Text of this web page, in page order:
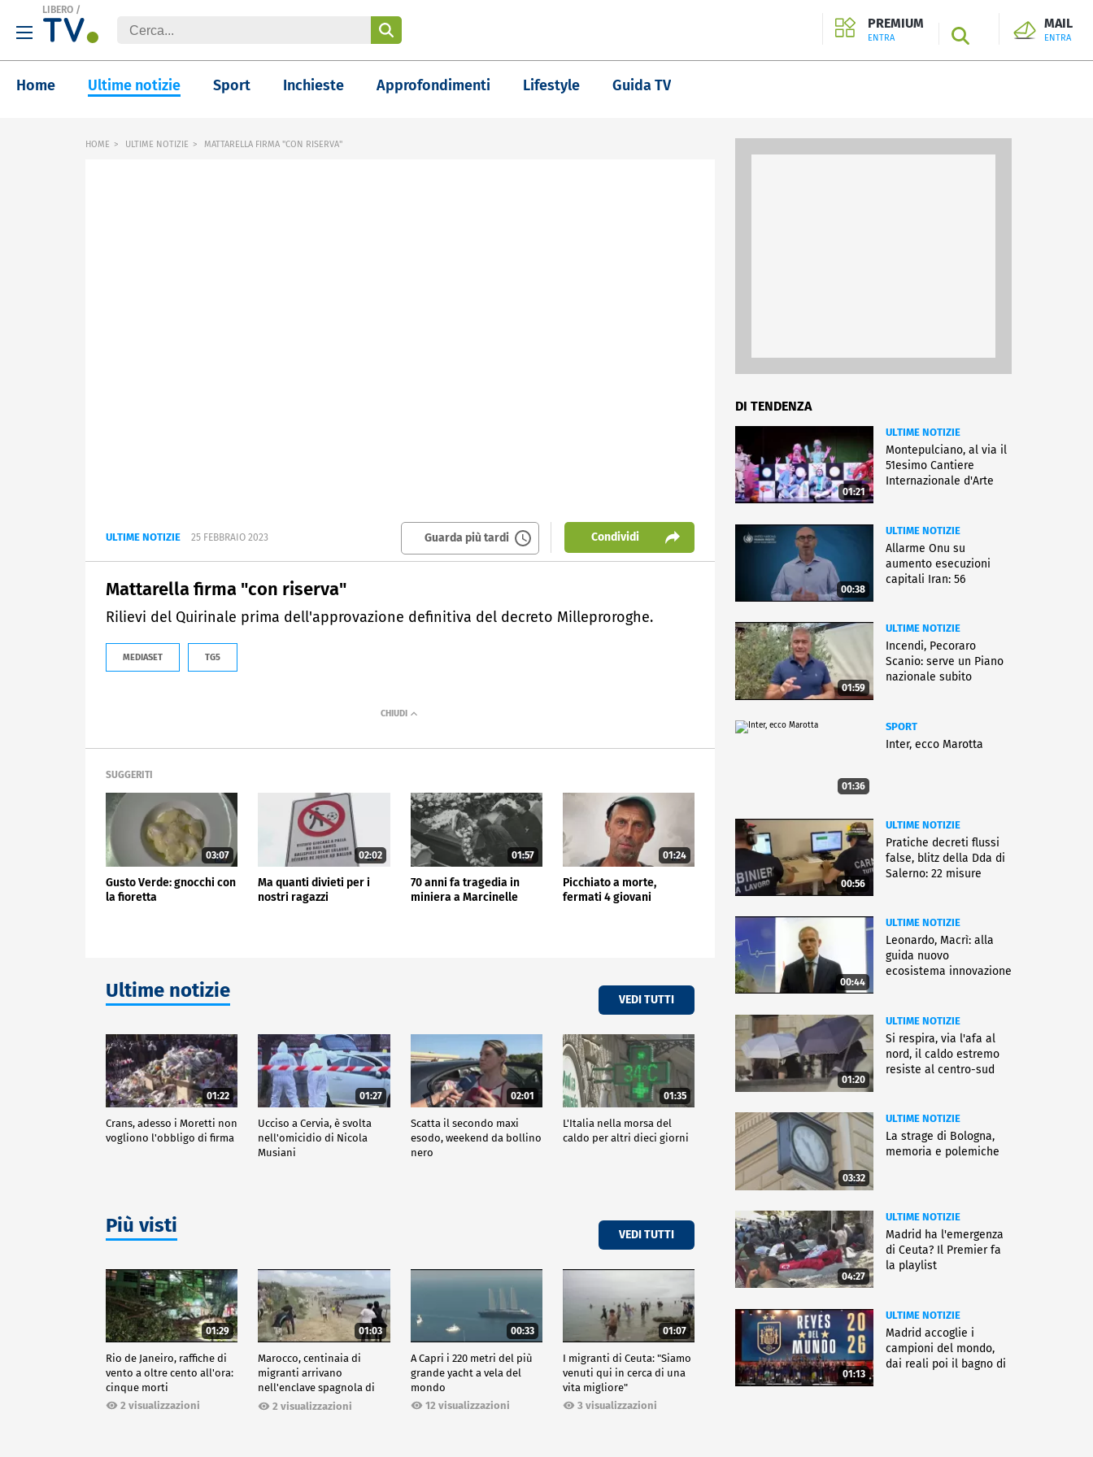
LIBERO /
PREMIUM
ENTRA SEARCH
MAIL
ENTRA
Home Ultime notizie Sport Inchieste Approfondimenti Lifestyle Guida TV
HOME ULTIME NOTIZIE MATTARELLA FIRMA "CON RISERVA"
ULTIME NOTIZIE 25 FEBBRAIO 2023 Guarda più tardi Condividi
Mattarella firma "con riserva"
Rilievi del Quirinale prima dell'approvazione definitiva del decreto Milleproroghe.
MEDIASET TG5
SUGGERITI
03:07
Gusto Verde: gnocchi con
la fioretta
02:02
Ma quanti divieti per i
nostri ragazzi
01:57
70 anni fa tragedia in
miniera a Marcinelle
01:24
Picchiato a morte,
fermati 4 giovani
Ultime notizie VEDI TUTTI
01:22
Crans, adesso i Moretti non
vogliono l'obbligo di firma
01:27
Ucciso a Cervia, è svolta
nell'omicidio di Nicola
Musiani
02:01
Scatta il secondo maxi
esodo, weekend da bollino
nero
01:35
L'Italia nella morsa del
caldo per altri dieci giorni
Più visti VEDI TUTTI
01:29
Rio de Janeiro, raffiche di
vento a oltre cento all'ora:
cinque morti
2 visualizzazioni
01:03
Marocco, centinaia di
migranti arrivano
nell'enclave spagnola di
Ceuta2 visualizzazioni
00:33
A Capri i 220 metri del più
grande yacht a vela del
mondo
12 visualizzazioni
01:07
I migranti di Ceuta: "Siamo
venuti qui in cerca di una
vita migliore"
3 visualizzazioni
DI TENDENZA
01:21
ULTIME NOTIZIE
Montepulciano, al via il
51esimo Cantiere
Internazionale d'Arte
00:38
ULTIME NOTIZIE
Allarme Onu su
aumento esecuzioni
capitali Iran: 56
01:59
ULTIME NOTIZIE
Incendi, Pecoraro
Scanio: serve un Piano
nazionale subito
01:36
SPORT
Inter, ecco Marotta
00:56
ULTIME NOTIZIE
Pratiche decreti flussi
false, blitz della Dda di
Salerno: 22 misure
00:44
ULTIME NOTIZIE
Leonardo, Macrì: alla
guida nuovo
ecosistema innovazione
01:20
ULTIME NOTIZIE
Si respira, via l'afa al
nord, il caldo estremo
resiste al centro-sud
03:32
ULTIME NOTIZIE
La strage di Bologna,
memoria e polemiche
04:27
ULTIME NOTIZIE
Madrid ha l'emergenza
di Ceuta? Il Premier fa
la playlist
01:13
ULTIME NOTIZIE
Madrid accoglie i
campioni del mondo,
dai reali poi il bagno di